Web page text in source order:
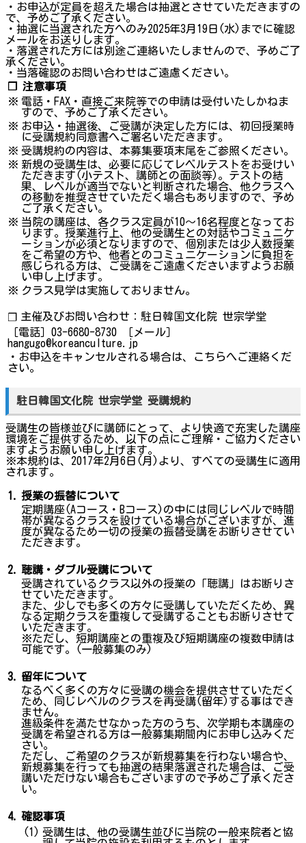
・お申込が定員を超えた場合は抽選とさせていただきますの
で、予めご了承ください。
・抽選に当選された方へのみ2025年3月19日(水)までに確認
メールをお送りします。
・落選された方には別途ご連絡いたしませんので、予めご了
承ください。
・当落確認のお問い合わせはご遠慮ください。
❐ 注意事項
※ 電話・FAX・直接ご来院等での申請は受付いたしかねま
すので、予めご了承ください。
※ お申込・抽選後、ご受講が決定した方には、初回授業時
に受講規約同意書へご署名いただきます。
※ 受講規約の内容は、本募集要項末尾をご参照ください。
※ 新規の受講生は、必要に応じてレベルテストをお受けい
ただきます(小テスト、講師との面談等)。テストの結
果、レベルが適当でないと判断された場合、他クラスへ
の移動を推奨させていただく場合もありますので、予め
ご了承ください。
※ 当院の講座は、各クラス定員が10～16名程度となってお
ります。授業進行上、他の受講生との対話やコミュニケ
ーションが必須となりますので、個別または少人数授業
をご希望の方や、他者とのコミュニケーションに負担を
感じられる方は、ご受講をご遠慮くださいますようお願
い申し上げます。
※ クラス見学は実施しておりません。
❐ 主催及びお問い合わせ：駐日韓国文化院 世宗学堂
［電話］03-6680-8730 ［メール］
hangugo@koreanculture.jp
・お申込をキャンセルされる場合は、こちらへご連絡くだ
さい。
駐日韓国文化院 世宗学堂 受講規約
受講生の皆様並びに講師にとって、より快適で充実した講座
環境をご提供するため、以下の点にご理解・ご協力ください
ますようお願い申し上げます。
※本規約は、2017年2月6日(月)より、すべての受講生に適用
されます。
1. 授業の振替について
定期講座(Aコース・Bコース)の中には同じレベルで時間
帯が異なるクラスを設けている場合がございますが、進
度が異なるため一切の授業の振替受講をお断りさせてい
ただきます。
2. 聴講・ダブル受講について
受講されているクラス以外の授業の「聴講」はお断りさ
せていただきます。
また、少しでも多くの方々に受講していただくため、異
なる定期クラスを重複して受講することもお断りさせて
いただきます。
※ただし、短期講座との重複及び短期講座の複数申請は
可能です。(一般募集のみ)
3. 留年について
なるべく多くの方々に受講の機会を提供させていただく
ため、同じレベルのクラスを再受講(留年)する事はでき
ません。
進級条件を満たせなかった方のうち、次学期も本講座の
受講を希望される方は一般募集期間内にお申し込みくだ
さい。
ただし、ご希望のクラスが新規募集を行わない場合や、
新規募集を行っても抽選の結果落選された場合は、ご受
講いただけない場合もございますので予めご了承くださ
い。
4. 確認事項
(1) 受講生は、他の受講生並びに当院の一般来院者と協